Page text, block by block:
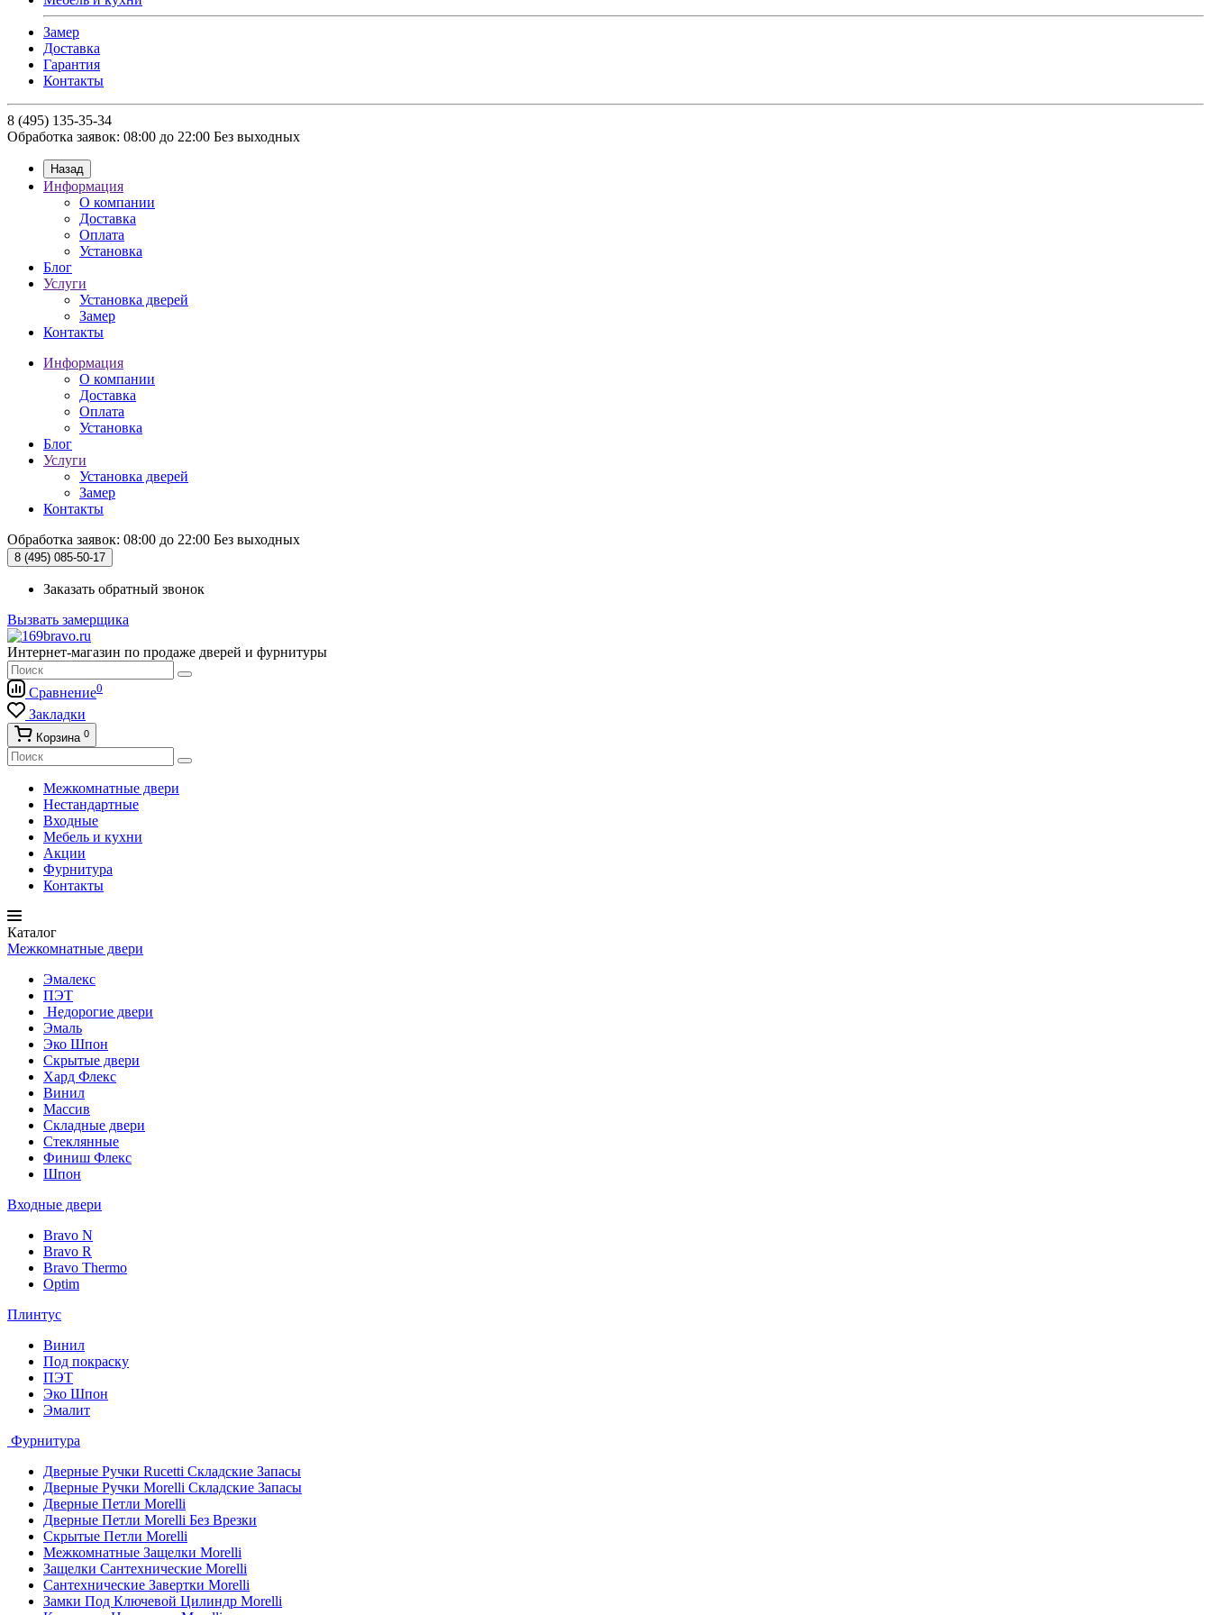
Замер
Доставка
Гарантия
Контакты
8 (495) 135-35-34
Обработка заявок: 08:00 до 22:00 Без выходных
Назад
Информация
О компании
Доставка
Оплата
Установка
Блог
Услуги
Установка дверей
Замер
Контакты
Информация
О компании
Доставка
Оплата
Установка
Блог
Услуги
Установка дверей
Замер
Контакты
Обработка заявок: 08:00 до 22:00 Без выходных
8 (495) 085-50-17
Заказать обратный звонок
Вызвать замерщика
Интернет-магазин по продаже дверей и фурнитуры
Сравнение0
Закладки
Корзина 0
Межкомнатные двери
Нестандартные
Входные
Мебель и кухни
Акции
Фурнитура
Контакты
Каталог
Межкомнатные двери
Эмалекс
ПЭТ
Недорогие двери
Эмаль
Эко Шпон
Скрытые двери
Хард Флекс
Винил
Массив
Складные двери
Стеклянные
Финиш Флекс
Шпон
Входные двери
Bravo N
Bravo R
Bravo Thermo
Optim
Плинтус
Винил
Под покраску
ПЭТ
Эко Шпон
Эмалит
Фурнитура
Дверные Ручки Rucetti Складские Запасы
Дверные Ручки Morelli Складские Запасы
Дверные Петли Morelli
Дверные Петли Morelli Без Врезки
Скрытые Петли Morelli
Межкомнатные Защелки Morelli
Защелки Сантехнические Morelli
Сантехнические Завертки Morelli
Замки Под Ключевой Цилиндр Morelli